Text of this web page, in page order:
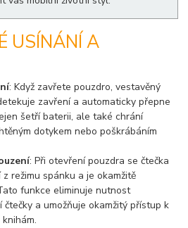
USÍNÁNÍ A
: Když zavřete pouzdro, vestavěný
zavření a automaticky přepne
šetří baterii, ale také chrání
dotykem nebo poškrábáním
: Při otevření pouzdra se čtečka
režimu spánku a je okamžitě
funkce eliminuje nutnost
a umožňuje okamžitý přístup k